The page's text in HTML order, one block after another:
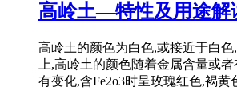
高岭土—特性及用途解
高岭土的颜色为白色,或接近于白色
上,高岭土的颜色随着金属含量或
有变化,含Fe2o3时呈玫瑰红色,褐黄